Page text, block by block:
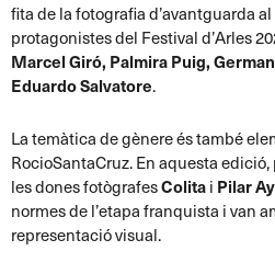
fita de la fotografia d’avantguarda
protagonistes del Festival d’Arles
Marcel Giró, Palmira Puig,
EduardoSalvatore.
La temàtica de gènere és també
RocioSantaCruz. En aquesta
les dones fotògrafesColitai Pilar
normes de l’etapa franquista i van
representació visual.